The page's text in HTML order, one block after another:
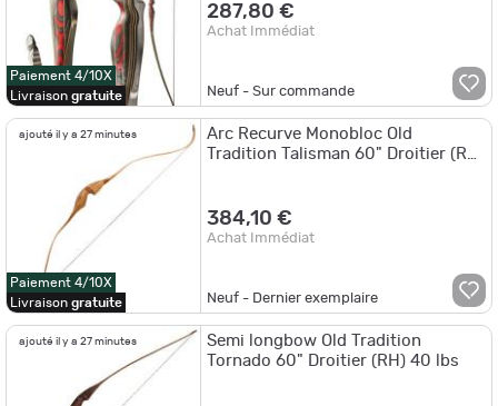
Paiement 4/10X
Livraison gratuite
287,80 €
Achat Immédiat
Neuf - Sur commande
ajouté il y a 27 minutes
Paiement 4/10X
Livraison gratuite
Arc Recurve Monobloc Old
Tradition Talisman 60" Droitier (RH)
384,10 €
Achat Immédiat
Neuf - Dernier exemplaire
ajouté il y a 27 minutes
Semi longbow Old Tradition
Tornado 60" Droitier (RH) 40 lbs